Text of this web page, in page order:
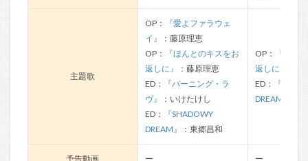
主題歌
OP：
『愛よファラウェ
イ』
：藤原理恵
OP：
『ほんとのキスをお
返しに』
：藤原理恵
ED：
『バーニング・ラ
ヴ』
：いけたけし
ED：
『SHADOWY
DREAM』
：東郷昌和
OP：
『ほん
返しに』
ED：
『
DREAM』
予告動画 ー ー